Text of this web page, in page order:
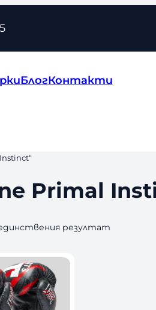
БлогКонтакти
Primal
резултат